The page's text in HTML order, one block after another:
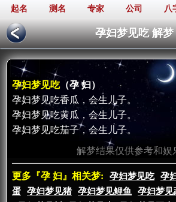
起名 测名 专家 公司 八
孕妇梦见吃 解梦
孕妇梦见吃（孕 妇）
孕妇梦见吃香瓜，会生儿子。
孕妇梦见吃黄瓜，会生儿子。
孕妇梦见吃茄子，会生儿子。
解梦结果仅供参考和娱
更多『孕 妇』相关梦: 孕妇梦见吃 孕
蛋
孕妇梦见猪 孕妇梦见鲤鱼 孕妇梦见